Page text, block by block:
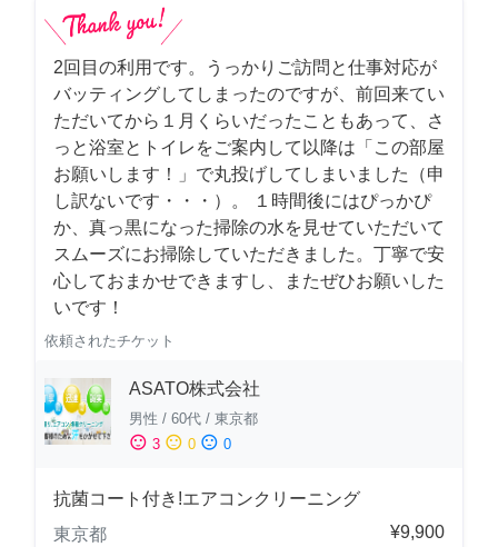
2回目の利用です。うっかりご訪問と仕事対応が
バッティングしてしまったのですが、前回来てい
ただいてから１月くらいだったこともあって、さ
っと浴室とトイレをご案内して以降は「この部屋
お願いします！」で丸投げしてしまいました（申
し訳ないです・・・）。 １時間後にはぴっかぴ
か、真っ黒になった掃除の水を見せていただいて
スムーズにお掃除していただきました。丁寧で安
心しておまかせできますし、またぜひお願いした
いです！
依頼されたチケット
ASATO株式会社
男性 / 60代 / 東京都
sentiment_satisfied 3 sentiment_neutral 0 sentiment_dissatisfied 0
抗菌コート付き!エアコンクリーニング
東京都
¥9,900